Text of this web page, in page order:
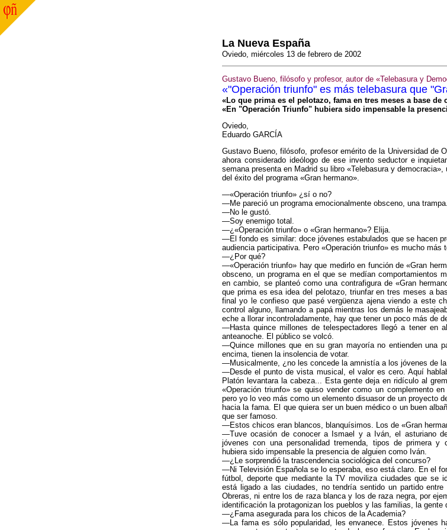
La Nueva España
Oviedo, miércoles 13 de febrero de 2002
Gustavo Bueno, filósofo y profesor, autor de «Telebasura y
«"Operación triunfo" es más telebasura que
«Lo que prima es el pelotazo, fama en tres meses a base de
«En "Operación Triunfo" hubiera sido impensable la
Oviedo,
Eduardo GARCÍA
Gustavo Bueno, filósofo, profesor emérito de la Universidad de
ahora considerado ideólogo de ese invento seductor e
semana presenta en Madrid su libro «Telebasura y
del éxito del programa «Gran hermano».
—«Operación triunfo» ¿sí o no?
—Me pareció un programa emocionalmente obsceno, una trampa.
—No le gustó.
—Soy enemigo total.
—¿«Operación triunfo» o «Gran hermano»? Elija.
—El fondo es similar: doce jóvenes estabulados que se hacen
audiencia participativa. Pero «Operación triunfo» es mucho más
—¿Por qué?
—«Operación triunfo» hay que medirlo en función de «Gran
obsceno, un programa en el que se medían comportamientos
en cambio, se planteó como una contrafigura de «Gran
que prima es esa idea del pelotazo, triunfar en tres meses a
final yo le confieso que pasé vergüenza ajena viendo a este
control alguno, llamando a papá mientras los demás le
eche a llorar incontroladamente, hay que tener un poco más de
—Hasta quince millones de telespectadores llegó a tener en
anteanoche. El público se volcó.
—Quince millones que en su gran mayoría no entienden una
encima, tienen la insolencia de votar.
—Musicalmente, ¿no les concede la amnistía a los jóvenes de
—Desde el punto de vista musical, el valor es cero. Aquí
Platón levantara la cabeza... Esta gente deja en ridículo al
«Operación triunfo» se quiso vender como un complemento
pero yo lo veo más como un elemento disuasor de un proyecto
hacia la fama. El que quiera ser un buen médico o un buen
que ser famoso.
—Estos chicos eran blancos, blanquísimos. Los de «Gran
—Tuve ocasión de conocer a Ismael y a Iván, el asturiano
jóvenes con una personalidad tremenda, tipos de primera y
hubiera sido impensable la presencia de alguien como Iván.
—¿Le sorprendió la trascendencia sociológica del concurso?
—Ni Televisión Española se lo esperaba, eso está claro. En el
fútbol, deporte que mediante la TV moviliza ciudades que se
está ligado a las ciudades, no tendría sentido un partido
Obreras, ni entre los de raza blanca y los de raza negra, por
identificación la protagonizan los pueblos y las familias, la gente
—¿Fama asegurada para los chicos de la Academia?
—La fama es sólo popularidad, les envanece. Estos jóvenes